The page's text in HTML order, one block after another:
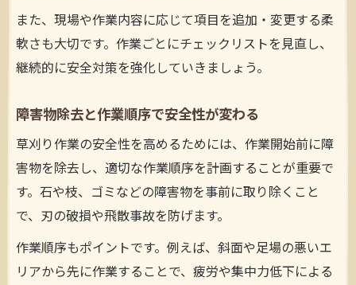
また、現場や作業内容に応じて項目を追加・変更する柔
軟さも大切です。作業ごとにチェックリストを見直し、
継続的に安全対策を強化していきましょう。
障害物除去と作業順序で安全性が変わる
草刈り作業の安全性を高めるためには、作業開始前に障
害物を除去し、適切な作業順序を計画することが重要で
す。石や枝、ゴミなどの障害物を事前に取り除くこと
で、刃の破損や飛散事故を防げます。
作業順序もポイントです。例えば、斜面や足場の悪いエ
リアから先に作業することで、疲労や集中力低下による